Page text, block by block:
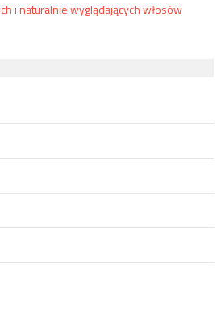
i naturalnie wyglądających włosów